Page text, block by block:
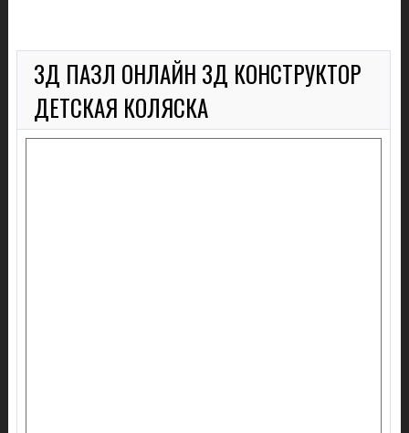
3Д ПАЗЛ ОНЛАЙН 3Д КОНСТРУКТОР
ДЕТСКАЯ КОЛЯСКА